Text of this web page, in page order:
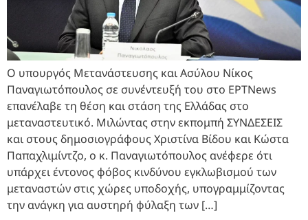
Ο υπουργός Μετανάστευσης και Ασύλου Νίκος
Παναγιωτόπουλος σε συνέντευξή του στο ΕΡΤNews
επανέλαβε τη θέση και στάση της Ελλάδας στο
μεταναστευτικό. Μιλώντας στην εκπομπή ΣΥΝΔΕΣΕΙΣ
και στους δημοσιογράφους Χριστίνα Βίδου και Κώστα
Παπαχλιμίντζο, ο κ. Παναγιωτόπουλος ανέφερε ότι
υπάρχει έντονος φόβος κινδύνου εγκλωβισμού των
μεταναστών στις χώρες υποδοχής, υπογραμμίζοντας
την ανάγκη για αυστηρή φύλαξη των […]